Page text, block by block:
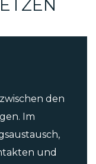
den
Im
und